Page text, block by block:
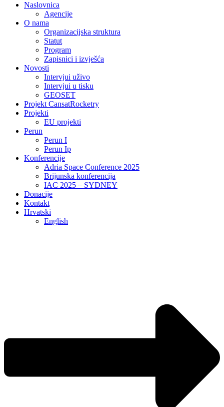
Naslovnica
Agencije
O nama
Organizacijska struktura
Statut
Program
Zapisnici i izvješća
Novosti
Intervjui uživo
Intervjui u tisku
GEOSET
Projekt CansatRocketry
Projekti
EU projekti
Perun
Perun I
Perun Ip
Konferencije
Adria Space Conference 2025
Brijunska konferencija
IAC 2025 – SYDNEY
Donacije
Kontakt
Hrvatski
English